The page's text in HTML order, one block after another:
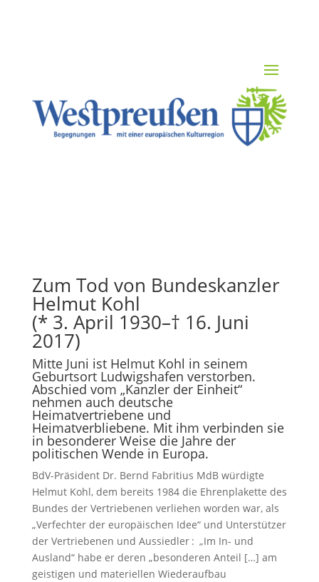
Zum Tod von Bundeskanzler
Helmut Kohl
(* 3. April 1930–† 16. Juni
2017)
Mitte Juni ist Helmut Kohl in seinem
Geburtsort Ludwigshafen verstorben.
Abschied vom „Kanzler der Einheit“
nehmen auch deutsche
Heimatvertriebene und
Heimatverbliebene. Mit ihm verbinden sie
in besonderer Weise die Jahre der
politischen Wende in Europa.
BdV-Präsident Dr. Bernd Fabritius MdB würdigte
Helmut Kohl, dem bereits 1984 die Ehrenplakette des
Bundes der Vertriebenen verliehen worden war, als
„Verfechter der ­europäischen Idee“ und Unterstützer
der Vertriebenen und Aussiedler : „Im In- und
Ausland“ habe er deren „besonderen Anteil […] am
geistigen und materiellen Wiederaufbau